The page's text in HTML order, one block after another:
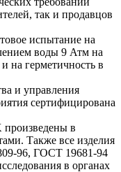
так и продавцов
испытание на
воды 9 Атм на
на герметичность в
и управления
сертифицирована
произведены в
Также все изделия
96, ГОСТ 19681-94
в органах